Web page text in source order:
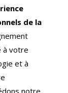
de la
à votre
et à
notre